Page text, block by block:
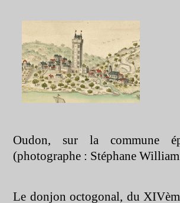
Oudon, sur la commune
(photographe : Stéphane
Le donjon octogonal, du